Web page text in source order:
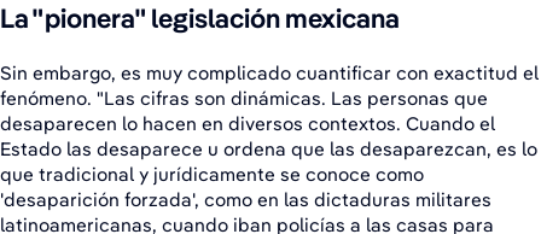
La "pionera" legislación mexicana
Sin embargo, es muy complicado cuantificar con exactitud el
fenómeno. "Las cifras son dinámicas. Las personas que
desaparecen lo hacen en diversos contextos. Cuando el
Estado las desaparece u ordena que las desaparezcan, es lo
que tradicional y jurídicamente se conoce como
'desaparición forzada', como en las dictaduras militares
latinoamericanas, cuando iban policías a las casas para